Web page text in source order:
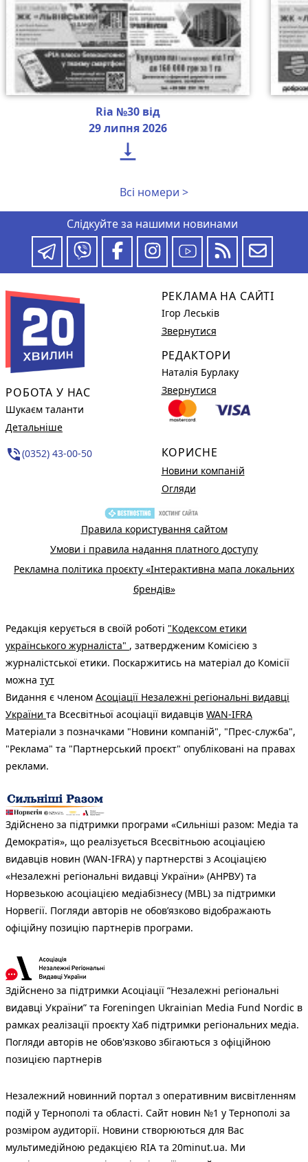
Ria №30 від
29 липня 2026

Всі номери >
Слідкуйте за нашими новинами
РОБОТА У НАС
Шукаєм таланти
Детальніше
phone_in_talk(0352) 43-00-50
РЕКЛАМА НА САЙТІ
Ігор Леськів
Звернутися
РЕДАКТОРИ
Наталія Бурлаку
Звернутися
КОРИСНЕ
Новини компаній
Огляди
Правила користування сайтом
Умови і правила надання платного доступу
Рекламна політика проєкту «Інтерактивна мапа локальних
брендів»
Редакція керується в своїй роботі "Кодексом етики
українського журналіста" , затвердженим Комісією з
журналістської етики. Поскаржитись на матеріал до Комісії
можна тут
Видання є членом Асоціації Незалежні регіональні видавці
України та Всесвітньої асоціації видавців WAN-IFRA
Матеріали з позначками "Новини компаній", "Прес-служба",
"Реклама" та "Партнерський проєкт" опубліковані на правах
реклами.
Здійснено за підтримки програми «Сильніші разом: Медіа та
Демократія», що реалізується Всесвітньою асоціацією
видавців новин (WAN-IFRA) у партнерстві з Асоціацією
«Незалежні регіональні видавці України» (АНРВУ) та
Норвезькою асоціацією медіабізнесу (MBL) за підтримки
Норвегії. Погляди авторів не обов’язково відображають
офіційну позицію партнерів програми.
Здійснено за підтримки Асоціації “Незалежні регіональні
видавці України” та Foreningen Ukrainian Media Fund Nordic в
рамках реалізації проєкту Хаб підтримки регіональних медіа.
Погляди авторів не обов'язково збігаються з офіційною
позицією партнерів
Незалежний новинний портал з оперативним висвітленням
подій у Тернополі та області. Сайт новин №1 у Тернополі за
розміром аудиторії. Новини створюються для Вас
мультимедійною редакцією RIA та 20minut.ua. Ми